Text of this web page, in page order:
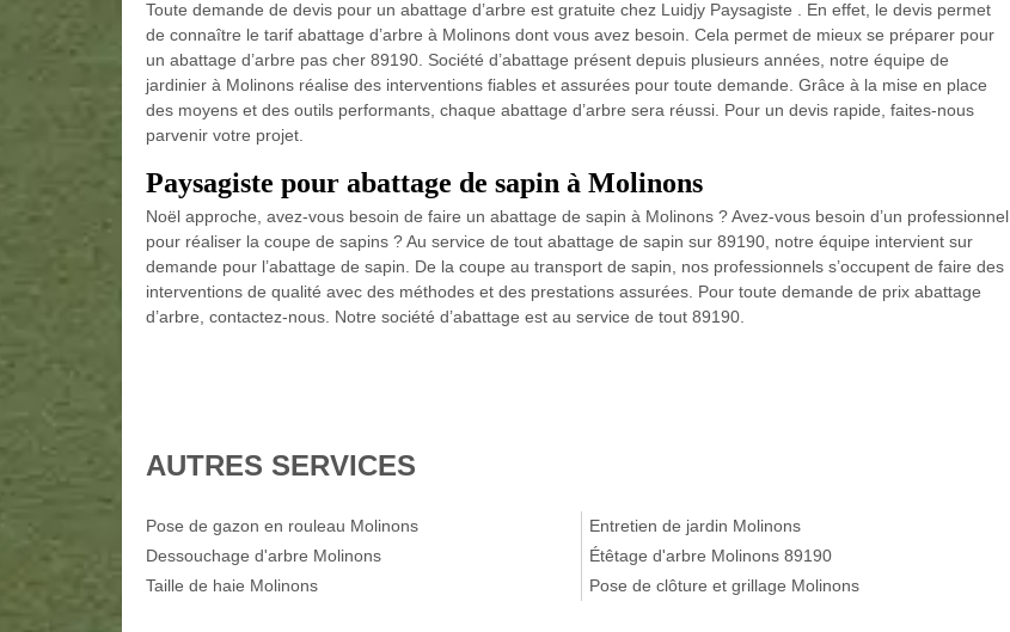
Toute demande de devis pour un abattage d’arbre est gratuite chez Luidjy Paysagiste . En effet, le devis permet
de connaître le tarif abattage d’arbre à Molinons dont vous avez besoin. Cela permet de mieux se préparer pour
un abattage d’arbre pas cher 89190. Société d’abattage présent depuis plusieurs années, notre équipe de
jardinier à Molinons réalise des interventions fiables et assurées pour toute demande. Grâce à la mise en place
des moyens et des outils performants, chaque abattage d’arbre sera réussi. Pour un devis rapide, faites-nous
parvenir votre projet.
Paysagiste pour abattage de sapin à Molinons
Noël approche, avez-vous besoin de faire un abattage de sapin à Molinons ? Avez-vous besoin d’un professionnel
pour réaliser la coupe de sapins ? Au service de tout abattage de sapin sur 89190, notre équipe intervient sur
demande pour l’abattage de sapin. De la coupe au transport de sapin, nos professionnels s’occupent de faire des
interventions de qualité avec des méthodes et des prestations assurées. Pour toute demande de prix abattage
d’arbre, contactez-nous. Notre société d’abattage est au service de tout 89190.
AUTRES SERVICES
Pose de gazon en rouleau Molinons
Dessouchage d'arbre Molinons
Taille de haie Molinons
Entretien de jardin Molinons
Étêtage d'arbre Molinons 89190
Pose de clôture et grillage Molinons